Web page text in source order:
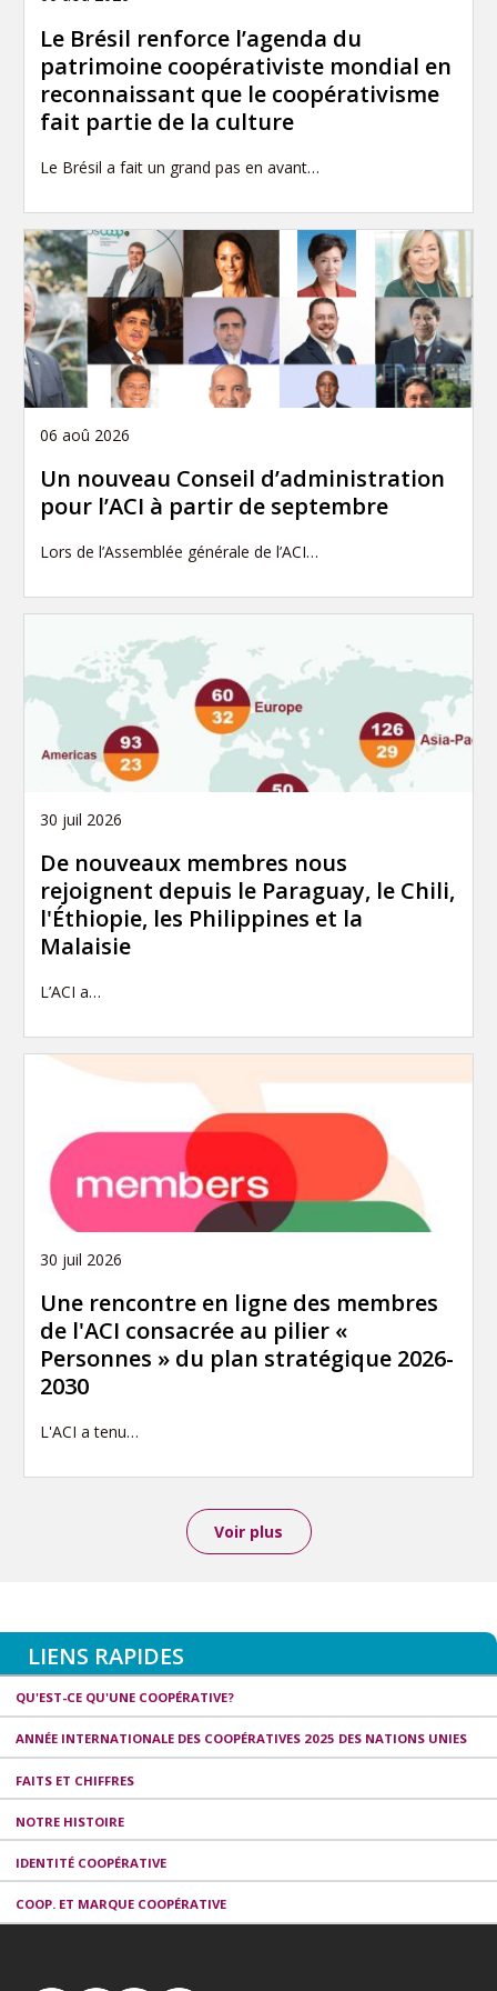
Le Brésil renforce l’agenda du
patrimoine coopérativiste mondial en
reconnaissant que le coopérativisme
fait partie de la culture
Le Brésil a fait un grand pas en avant…
06 aoû 2026
Un nouveau Conseil d’administration
pour l’ACI à partir de septembre
Lors de l’Assemblée générale de l’ACI…
30 juil 2026
De nouveaux membres nous
rejoignent depuis le Paraguay, le Chili,
l'Éthiopie, les Philippines et la
Malaisie
L’ACI a…
30 juil 2026
Une rencontre en ligne des membres
de l'ACI consacrée au pilier «
Personnes » du plan stratégique 2026-
2030
L'ACI a tenu…
Voir plus
LIENS RAPIDES
QU'EST-CE QU'UNE COOPÉRATIVE?
ANNÉE INTERNATIONALE DES COOPÉRATIVES 2025 DES NATIONS UNIES
FAITS ET CHIFFRES
NOTRE HISTOIRE
IDENTITÉ COOPÉRATIVE
COOP. ET MARQUE COOPÉRATIVE